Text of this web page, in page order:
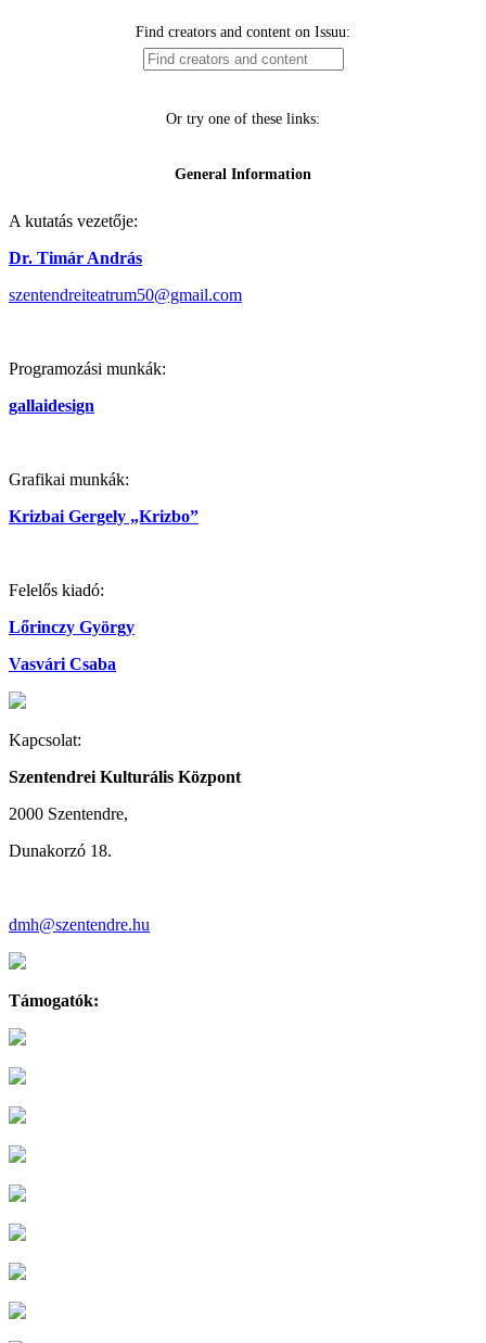
A kutatás vezetője:
Dr. Timár András
szentendreiteatrum50@gmail.com
Programozási munkák:
gallaidesign
Grafikai munkák:
Krizbai Gergely „Krizbo”
Felelős kiadó:
Lőrinczy György
Vasvári Csaba
Kapcsolat:
Szentendrei Kulturális Központ
2000 Szentendre,
Dunakorzó 18.
dmh@szentendre.hu
Támogatók: